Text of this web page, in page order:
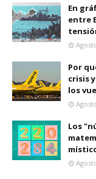
En
entre
Por
crisis
los
Los